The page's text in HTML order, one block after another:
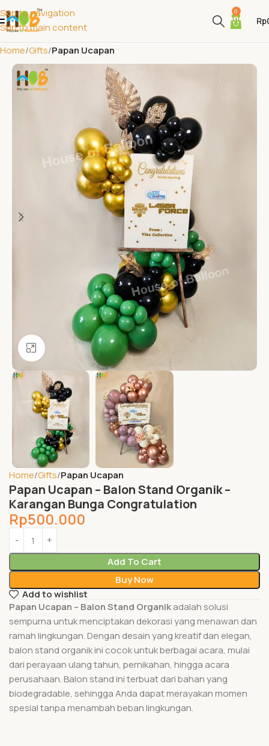
Skip to navigation
Skip to main content
0
Rp
Home Gifts Papan Ucapan
Click to enlarge
Home Gifts Papan Ucapan
Papan Ucapan – Balon Stand Organik –
Karangan Bunga Congratulation
Rp500.000
Add To Cart
Buy Now
Add to wishlist
Papan Ucapan – Balon Stand Organikadalah solusi
sempurna untuk menciptakan dekorasi yang menawan dan
ramah lingkungan. Dengan desain yang kreatif dan elegan,
balon stand organik ini cocok untuk berbagai acara, mulai
dari perayaan ulang tahun, pernikahan, hingga acara
perusahaan. Balon stand ini terbuat dari bahan yang
biodegradable, sehingga Anda dapat merayakan momen
spesial tanpa menambah beban lingkungan.